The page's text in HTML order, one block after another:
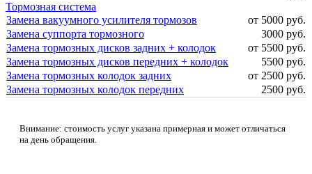
Тормозная система
Замена вакуумного усилителя тормозов
от 5000 руб.
Замена суппорта тормозного
3000 руб.
Замена тормозных дисков задних + колодок
от 5500 руб.
Замена тормозных дисков передних + колодок
5500 руб.
Замена тормозных колодок задних
от 2500 руб.
Замена тормозных колодок передних
2500 руб.
Внимание: стоимость услуг указана примерная и может отличаться
на день обращения.